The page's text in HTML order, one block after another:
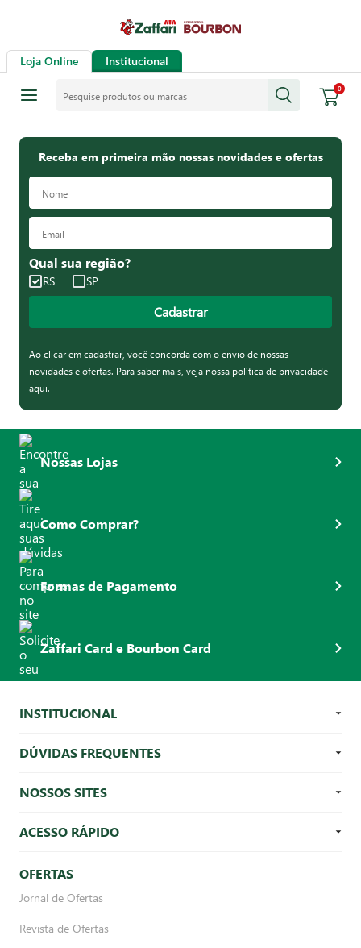
Loja Online Institucional
0
Receba em primeira mão nossas novidades e ofertas
Qual sua região?
RS SP
Cadastrar
Ao clicar em cadastrar, você concorda com o envio de nossas
novidades e ofertas. Para saber mais, veja nossa política de privacidade
aqui.
Nossas Lojas
Como Comprar?
Formas de Pagamento
Zaffari Card e Bourbon Card
INSTITUCIONAL
DÚVIDAS FREQUENTES
NOSSOS SITES
ACESSO RÁPIDO
OFERTAS
Jornal de Ofertas
Revista de Ofertas